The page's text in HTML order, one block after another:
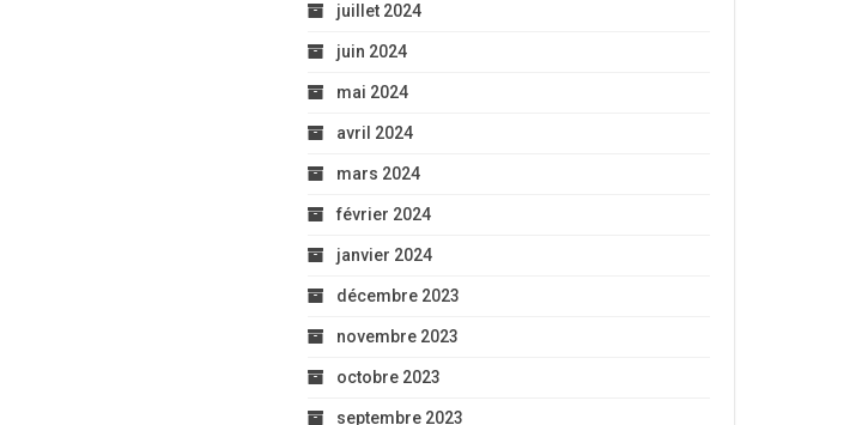
juillet 2024
juin 2024
mai 2024
avril 2024
mars 2024
février 2024
janvier 2024
décembre 2023
novembre 2023
octobre 2023
septembre 2023